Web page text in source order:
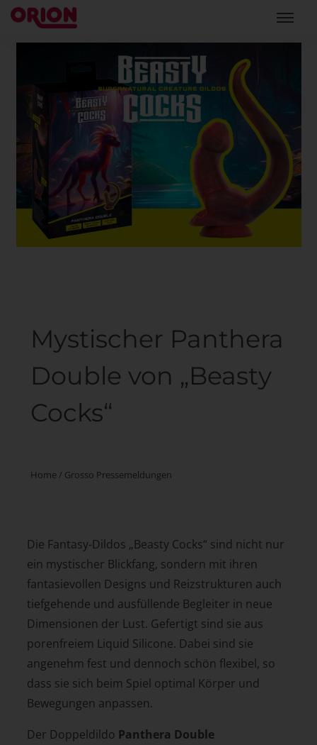
Mystischer Panthera
Double von „Beasty
Cocks“
Home / Grosso Pressemeldungen
Die Fantasy-Dildos „Beasty Cocks“ sind nicht nur
ein mystischer Blickfang, sondern mit ihren
fantasievollen Designs und Reizstrukturen auch
tiefgehende und ausfüllende Begleiter in neue
Dimensionen der Lust. Gefertigt sind sie aus
porenfreiem Liquid Silicone. Dabei sind sie
angenehm fest und dennoch schön flexibel, so
dass sie sich beim Spiel optimal Körper und
Bewegungen anpassen.
Der Doppeldildo Panthera Double